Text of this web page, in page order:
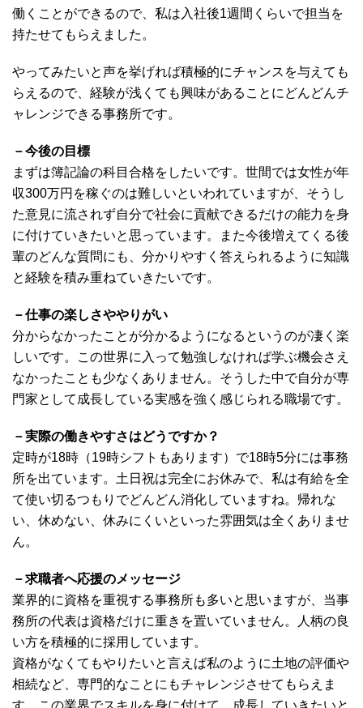
働くことができるので、私は入社後1週間くらいで担当を
持たせてもらえました。
やってみたいと声を挙げれば積極的にチャンスを与えても
らえるので、経験が浅くても興味があることにどんどんチ
ャレンジできる事務所です。
－今後の目標
まずは簿記論の科目合格をしたいです。世間では女性が年
収300万円を稼ぐのは難しいといわれていますが、そうし
た意見に流されず自分で社会に貢献できるだけの能力を身
に付けていきたいと思っています。また今後増えてくる後
輩のどんな質問にも、分かりやすく答えられるように知識
と経験を積み重ねていきたいです。
－仕事の楽しさややりがい
分からなかったことが分かるようになるというのが凄く楽
しいです。この世界に入って勉強しなければ学ぶ機会さえ
なかったことも少なくありません。そうした中で自分が専
門家として成長している実感を強く感じられる職場です。
－実際の働きやすさはどうですか？
定時が18時（19時シフトもあります）で18時5分には事務
所を出ています。土日祝は完全にお休みで、私は有給を全
て使い切るつもりでどんどん消化していますね。帰れな
い、休めない、休みにくいといった雰囲気は全くありませ
ん。
－求職者へ応援のメッセージ
業界的に資格を重視する事務所も多いと思いますが、当事
務所の代表は資格だけに重きを置いていません。人柄の良
い方を積極的に採用しています。
資格がなくてもやりたいと言えば私のように土地の評価や
相続など、専門的なことにもチャレンジさせてもらえま
す。この業界でスキルを身に付けて、成長していきたいと